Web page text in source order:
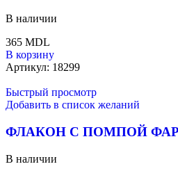
В наличии
365 MDL
В корзину
Артикул: 18299
Быстрый просмотр
Добавить в список желаний
ФЛАКОН С ПОМПОЙ
В наличии